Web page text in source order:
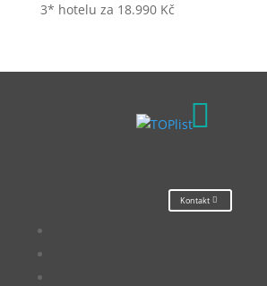
3* hotelu za 18.990 Kč

Kontakt